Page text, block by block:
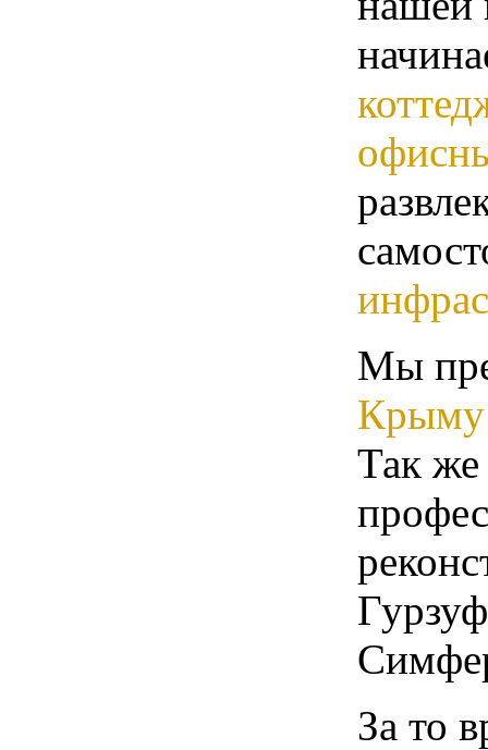
Мы
Крыму
Так же
За то